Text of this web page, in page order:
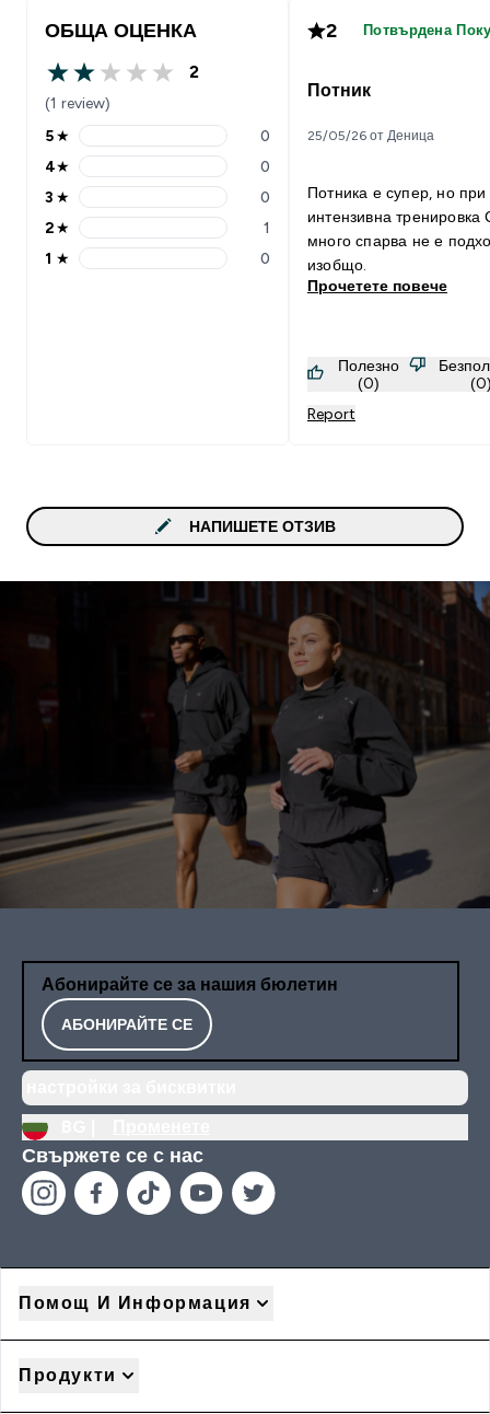
ОБЩА ОЦЕНКА
2 out of 5 stars
2
(1 review)
5 stars rating 0 reviews
5★ 0
4 stars rating 0 reviews
4★ 0
3 stars rating 0 reviews
3 ★ 0
2 stars rating 1 reviews
2★ 1
1 stars rating 0 reviews
1 ★ 0
2 Потвърдена
Потник
25/05/26 от Деница
Потника е супер, но при
интензивна тренировка
много спарва не е
изобщо.
Прочетете повече
Полезно
(0)
Report
НАПИШЕТЕ ОТЗИВ
Абонирайте се за нашия бюлетин
АБОНИРАЙТЕ СЕ
Свържете се с нас
Помощ И Информация
Продукти